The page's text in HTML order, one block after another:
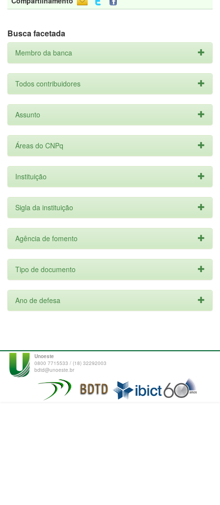
Busca facetada
Membro da banca
Todos contribuidores
Assunto
Áreas do CNPq
Instituição
Sigla da instituição
Agência de fomento
Tipo de documento
Ano de defesa
Unoeste
0800 7715533 / (18) 32292003
bdtd@unoeste.br